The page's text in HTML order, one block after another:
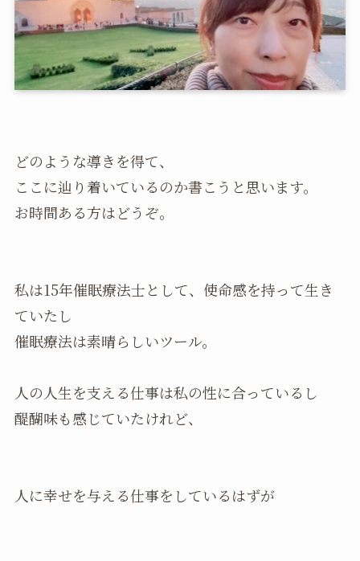
どのような導きを得て、
ここに辿り着いているのか書こうと思います。
お時間ある方はどうぞ。
私は15年催眠療法士として、使命感を持って生き
ていたし
催眠療法は素晴らしいツール。
人の人生を支える仕事は私の性に合っているし
醍醐味も感じていたけれど、
人に幸せを与える仕事をしているはずが